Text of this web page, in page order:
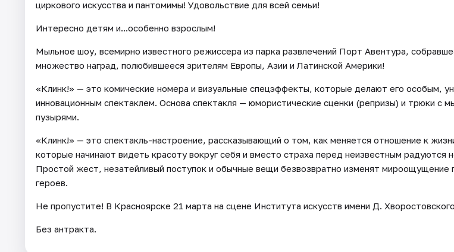
циркового искусства и пантомимы! Удовольствие для всей семьи!
Интересно детям и...особенно взрослым!
Мыльное шоу, всемирно известного режиссера из парка развлечений Порт Авентура,
множество наград, полюбившееся зрителям Европы, Азии и Латинской Америки!
«Клинк!» — это комические номера и визуальные спецэффекты, которые делают его особым,
инновационным спектаклем. Основа спектакля — юмористические сценки (репризы) и трюки с
пузырями.
«Клинк!» — это спектакль-настроение, рассказывающий о том, как меняется отношение к
которые начинают видеть красоту вокруг себя и вместо страха перед неизвестным радуются
Простой жест, незатейливый поступок и обычные вещи безвозвратно изменят мироощущение
героев.
Не пропустите! В Красноярске 21 марта на сцене Института искусств имени Д.
Без антракта.